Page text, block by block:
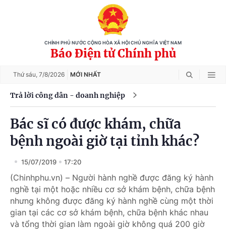
CHÍNH PHỦ NƯỚC CỘNG HÒA XÃ HỘI CHỦ NGHĨA VIỆT NAM
Báo Điện tử Chính phủ
Thứ sáu, 7/8/2026 MỚI NHẤT
Trả lời công dân - doanh nghiệp
Bác sĩ có được khám, chữa
bệnh ngoài giờ tại tỉnh khác?
15/07/2019 17:20
(Chinhphu.vn) – Người hành nghề được đăng ký hành
nghề tại một hoặc nhiều cơ sở khám bệnh, chữa bệnh
nhưng không được đăng ký hành nghề cùng một thời
gian tại các cơ sở khám bệnh, chữa bệnh khác nhau
và tổng thời gian làm ngoài giờ không quá 200 giờ